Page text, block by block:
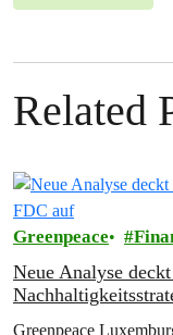
Related
Greenpeace
Neue Analyse
Greenpeace